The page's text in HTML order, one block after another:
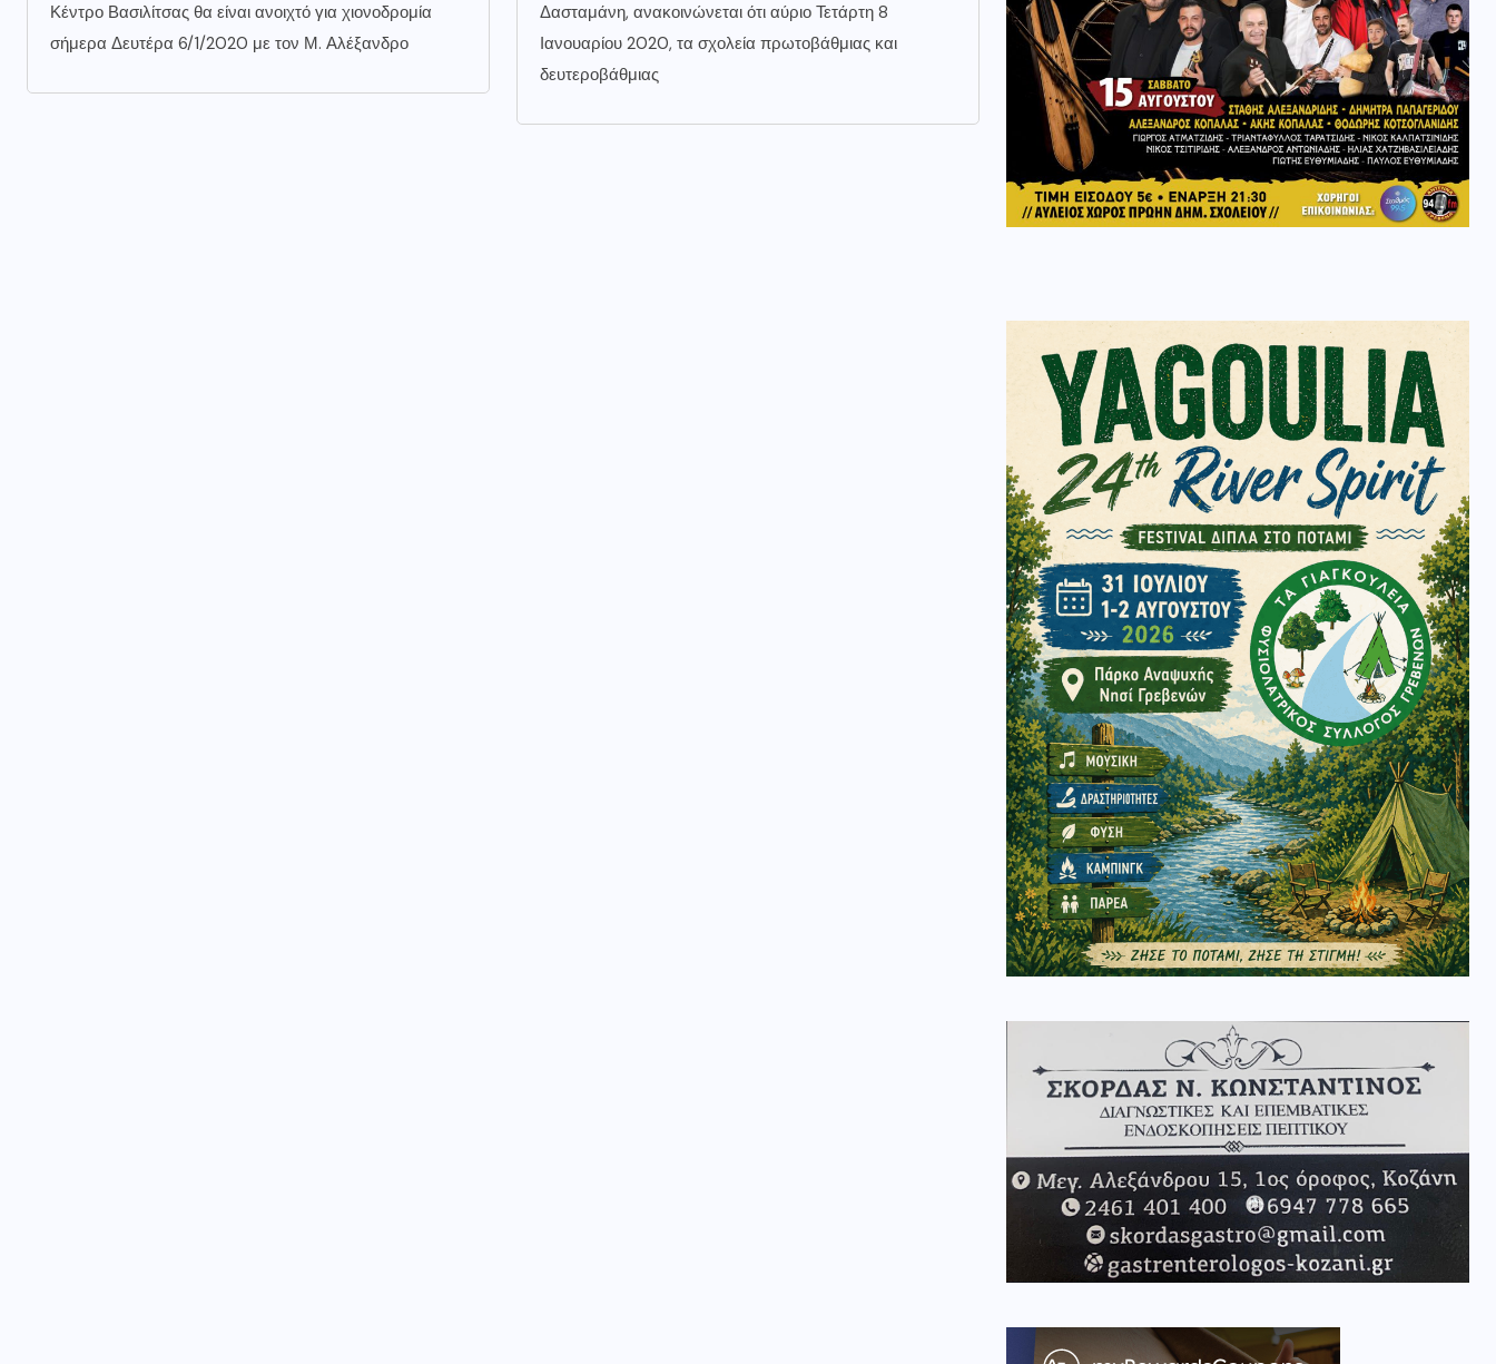
Κέντρο Βασιλίτσας θα είναι ανοιχτό για χιονοδρομία
σήμερα Δευτέρα 6/1/2020 με τον Μ. Αλέξανδρο
Δασταμάνη, ανακοινώνεται ότι αύριο Τετάρτη 8
Ιανουαρίου 2020, τα σχολεία πρωτοβάθμιας και
δευτεροβάθμιας